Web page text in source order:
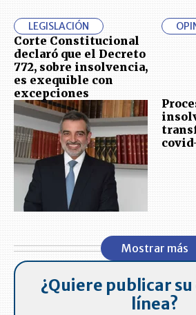
LEGISLACIÓN
Corte Constitucional
declaró que el Decreto
772, sobre insolvencia,
es exequible con
excepciones
Mostrar más
¿Quiere publicar
línea?